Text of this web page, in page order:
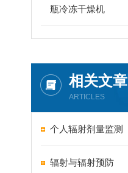
瓶冷冻干燥机
相关文章
ARTICLES
个人辐射剂量监测
辐射与辐射预防